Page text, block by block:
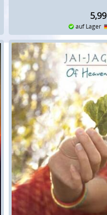
5,99
auf Lager